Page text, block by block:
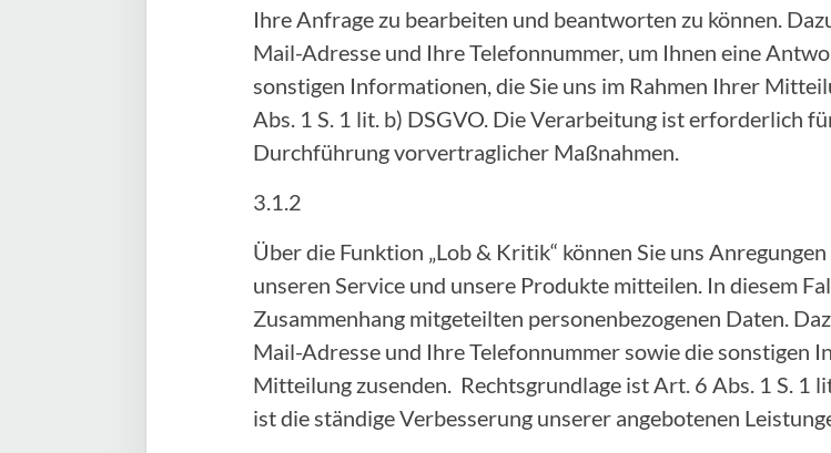
Ihre Anfrage zu bearbeiten und beantworten zu können.
Mail-Adresse und Ihre Telefonnummer, um Ihnen eine
sonstigen Informationen, die Sie uns im Rahmen Ihrer
Abs. 1 S. 1 lit. b) DSGVO. Die Verarbeitung ist erforderlich
Durchführung vorvertraglicher Maßnahmen.
3.1.2
Über die Funktion „Lob & Kritik“ können Sie uns
unseren Service und unsere Produkte mitteilen. In diesem
Zusammenhang mitgeteilten personenbezogenen Daten.
Mail-Adresse und Ihre Telefonnummer sowie die sonstigen
Mitteilung zusenden. Rechtsgrundlage ist Art. 6 Abs. 1 S. 1
ist die ständige Verbesserung unserer angebotenen